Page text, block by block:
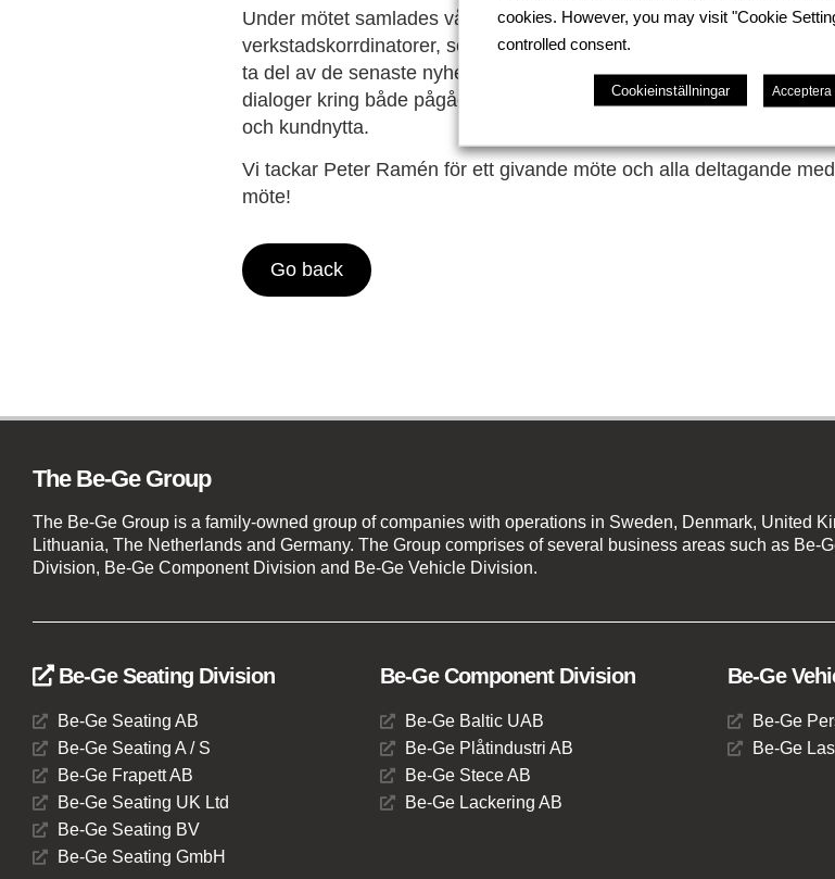
Under mötet samlades våra servicechefer, reservdelsansvariga,
verkstadskorrdinatorer, servicemarknadsäljare och
ta del av de senaste nyheterna inom service och eftermarknad.
dialoger kring både pågående arbete och framtida utveckling, med
och kundnytta.
Vi tackar Peter Ramén för ett givande möte och alla deltagande
möte!
Go back
The Be-Ge Group
The Be-Ge Group is a family-owned group of companies with operations in Sweden, Denmark, United
Lithuania, The Netherlands and Germany. The Group comprises of several business areas such as Be-
Division, Be-Ge Component Division and Be-Ge Vehicle Division.
Be-Ge Seating Division
Be-Ge Seating AB
Be-Ge Seating A / S
Be-Ge Frapett AB
Be-Ge Seating UK Ltd
Be-Ge Seating BV
Be-Ge Seating GmbH
Be-Ge Component Division
Be-Ge Baltic UAB
Be-Ge Plåtindustri AB
Be-Ge Stece AB
Be-Ge Lackering AB
Be-Ge
Be-Ge
Be-Ge
cookies. However, you may visit "Cookie
controlled consent.
Cookieinställningar Acceptera